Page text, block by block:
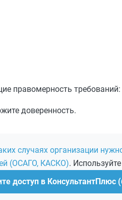
правомерность
доверенность.
случаях организации
(ОСАГО, КАСКО).
доступ в КонсультантПлюс